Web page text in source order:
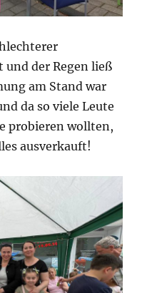
und der Regen ließ
am Stand war
da so viele Leute
probieren wollten,
ausverkauft!